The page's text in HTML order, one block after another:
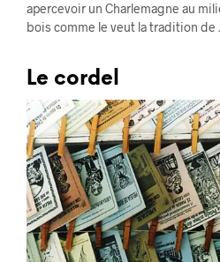
apercevoir un Charlemagne au
bois comme le veut la tradition de
Le cordel